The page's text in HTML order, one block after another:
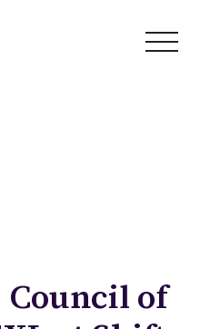
Council of